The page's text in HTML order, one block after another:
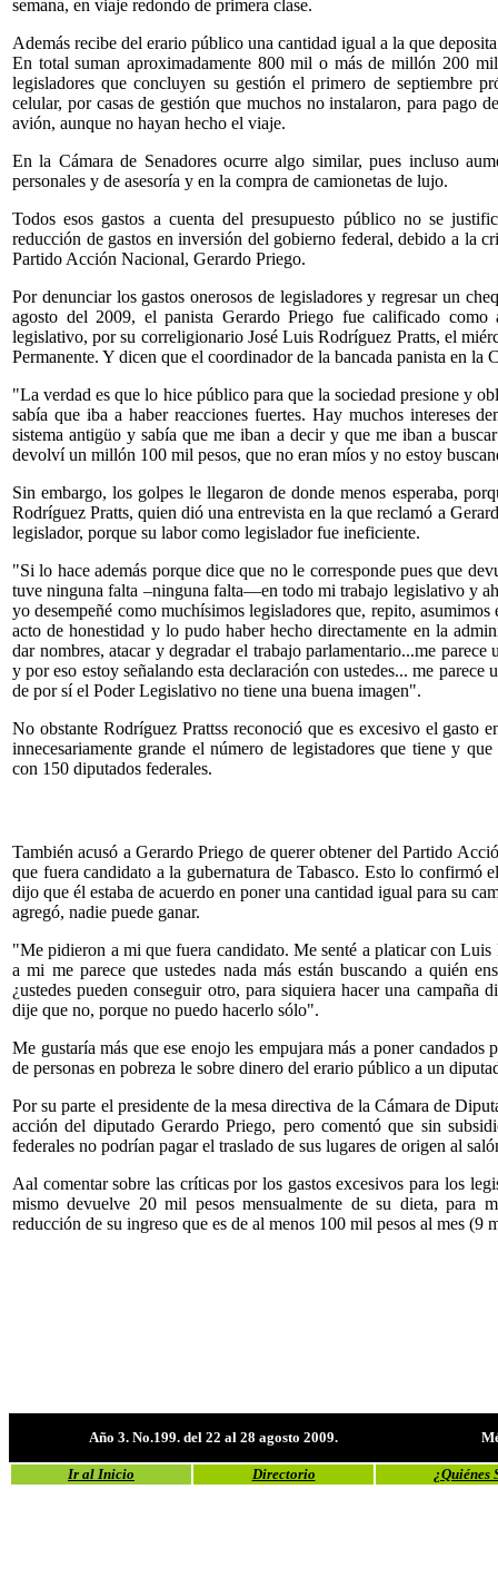
semana, en viaje redondo de primera clase.
Además recibe del erario público una cantidad igual a la que
En total suman aproximadamente 800 mil o más de millón 200
legisladores que concluyen su gestión el primero de septiembre
celular, por casas de gestión que muchos no instalaron, para pago
avión, aunque no hayan hecho el viaje.
En la Cámara de Senadores ocurre algo similar, pues incluso
personales y de asesoría y en la compra de camionetas de lujo.
Todos esos gastos a cuenta del presupuesto público no se
reducción de gastos en inversión del gobierno federal, debido a la
Partido Acción Nacional, Gerardo Priego.
Por denunciar los gastos onerosos de legisladores y regresar un
agosto del 2009, el panista Gerardo Priego fue calificado
legislativo, por su correligionario José Luis Rodríguez Pratts, el
Permanente. Y dicen que el coordinador de la bancada panista en la
"La verdad es que lo hice público para que la sociedad presione y
sabía que iba a haber reacciones fuertes. Hay muchos intereses
sistema antigüo y sabía que me iban a decir y que me iban a
devolví un millón 100 mil pesos, que no eran míos y no estoy
Sin embargo, los golpes le llegaron de donde menos esperaba,
Rodríguez Pratts, quien dió una entrevista en la que reclamó a
legislador, porque su labor como legislador fue ineficiente.
"Si lo hace además porque dice que no le corresponde pues que
tuve ninguna falta –ninguna falta—en todo mi trabajo legislativo y
yo desempeñé como muchísimos legisladores que, repito,
acto de honestidad y lo pudo haber hecho directamente en la
dar nombres, atacar y degradar el trabajo parlamentario...me
y por eso estoy señalando esta declaración con ustedes... me
de por sí el Poder Legislativo no tiene una buena imagen".
No obstante Rodríguez Prattss reconoció que es excesivo el gasto
innecesariamente grande el número de legistadores que tiene y
con 150 diputados federales.
También acusó a Gerardo Priego de querer obtener del Partido
que fuera candidato a la gubernatura de Tabasco. Esto lo confirmó
dijo que él estaba de acuerdo en poner una cantidad igual para su
agregó, nadie puede ganar.
"Me pidieron a mi que fuera candidato. Me senté a platicar con
a mi me parece que ustedes nada más están buscando a quién
¿ustedes pueden conseguir otro, para siquiera hacer una
dije que no, porque no puedo hacerlo sólo".
Me gustaría más que ese enojo les empujara más a poner
de personas en pobreza le sobre dinero del erario público a un
Por su parte el presidente de la mesa directiva de la Cámara de
acción del diputado Gerardo Priego, pero comentó que sin
federales no podrían pagar el traslado de sus lugares de origen al
Aal comentar sobre las críticas por los gastos excesivos para los
mismo devuelve 20 mil pesos mensualmente de su dieta, para
reducción de su ingreso que es de al menos 100 mil pesos al mes (9
Año 3. No.199. del 22 al 28 agosto 2009.
Ir al Inicio Directorio ¿Quiénes